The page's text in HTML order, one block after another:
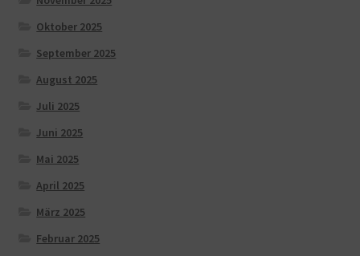
Oktober 2025
September 2025
August 2025
Juli 2025
Juni 2025
Mai 2025
April 2025
März 2025
Februar 2025